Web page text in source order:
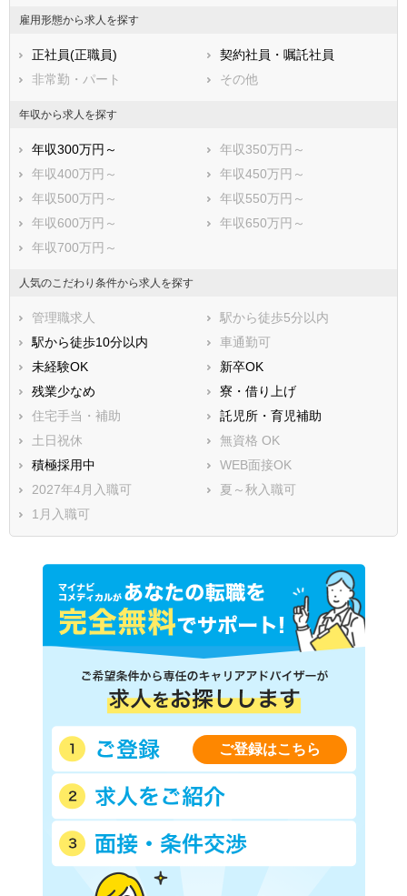
雇用形態から求人を探す
正社員(正職員)
契約社員・嘱託社員
非常勤・パート
その他
年収から求人を探す
年収300万円～
年収350万円～
年収400万円～
年収450万円～
年収500万円～
年収550万円～
年収600万円～
年収650万円～
年収700万円～
人気のこだわり条件から求人を探す
管理職求人
駅から徒歩5分以内
駅から徒歩10分以内
車通勤可
未経験OK
新卒OK
残業少なめ
寮・借り上げ
住宅手当・補助
託児所・育児補助
土日祝休
無資格 OK
積極採用中
WEB面接OK
2027年4月入職可
夏～秋入職可
1月入職可
ご登録はこちら